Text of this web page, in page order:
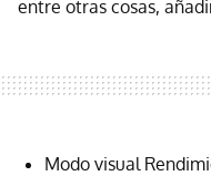
entre otras cosas,
Modo visual